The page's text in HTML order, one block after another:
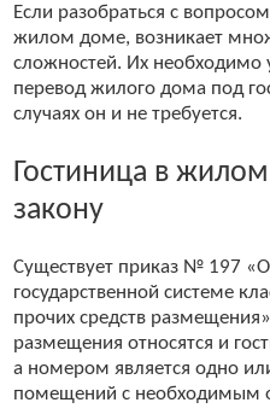
Если разобраться с
жилом доме, возникает
сложностей. Их необходимо
перевод жилого дома под
случаях он и не требуется.
Гостиница в
закону
Существует приказ № 197
государственной системе
прочих средств
размещения относятся и
а номером является одно
помещений с необходимым